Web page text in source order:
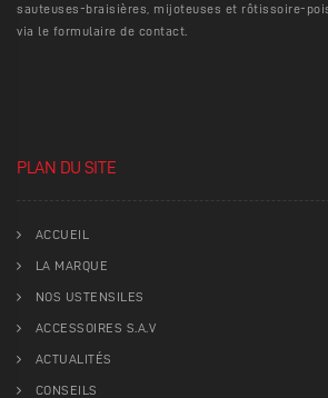
sauteuses-braisières, mijoteuses et rôtissoire-
via le formulaire de contact.
PLAN DU SITE
ACCUEIL
LA MARQUE
NOS USTENSILES
ACCESSOIRES S.A.V
ACTUALITÉS
CONSEILS